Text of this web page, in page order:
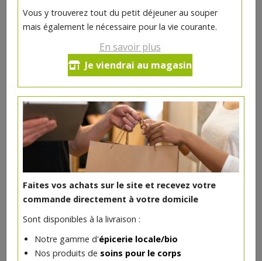
Vous y trouverez tout du petit déjeuner au souper
mais également le nécessaire pour la vie courante.
En savoir plus
Je viendrai au magasin
Faites vos achats sur le site et recevez votre
commande directement à votre domicile
Sont disponibles à la livraison :
Notre gamme d'épicerie locale/bio
Nos produits de soins pour le corps
Mascara longue tenue Marron
bio
Vous avez les cheveux blonds ou châtain clair ? Pour
intensifier votre regard de manière naturelle, essayez le
mascara Marron certifié bio Avril ! Il donne du volume et
de la longueur aux cils sans en faire trop.
Fabriqué en France
7€/pc
Ce produit est indisponible pour le moment.
DANS LA MÊME CATÉGORIE ...